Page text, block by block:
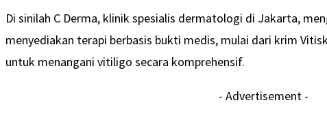
Di sinilah C Derma, klinik spesialis dermatologi di Jakarta,
menyediakan terapi berbasis bukti medis, mulai dari krim
untuk menangani vitiligo secara komprehensif.
- Advertisement -